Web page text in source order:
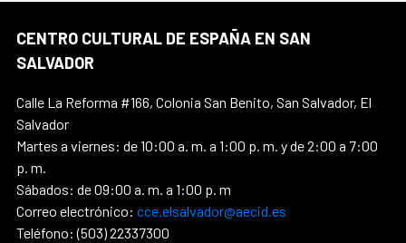
CENTRO CULTURAL DE ESPAÑA EN SAN
SALVADOR
Calle La Reforma #166, Colonia San Benito, San Salvador, El
Salvador
Martes a viernes: de 10:00 a. m. a 1:00 p. m. y de 2:00 a 7:00
p. m.
Sábados: de 09:00 a. m. a 1:00 p. m
Correo electrónico: cce.elsalvador@aecid.es
Teléfono: (503) 22337300